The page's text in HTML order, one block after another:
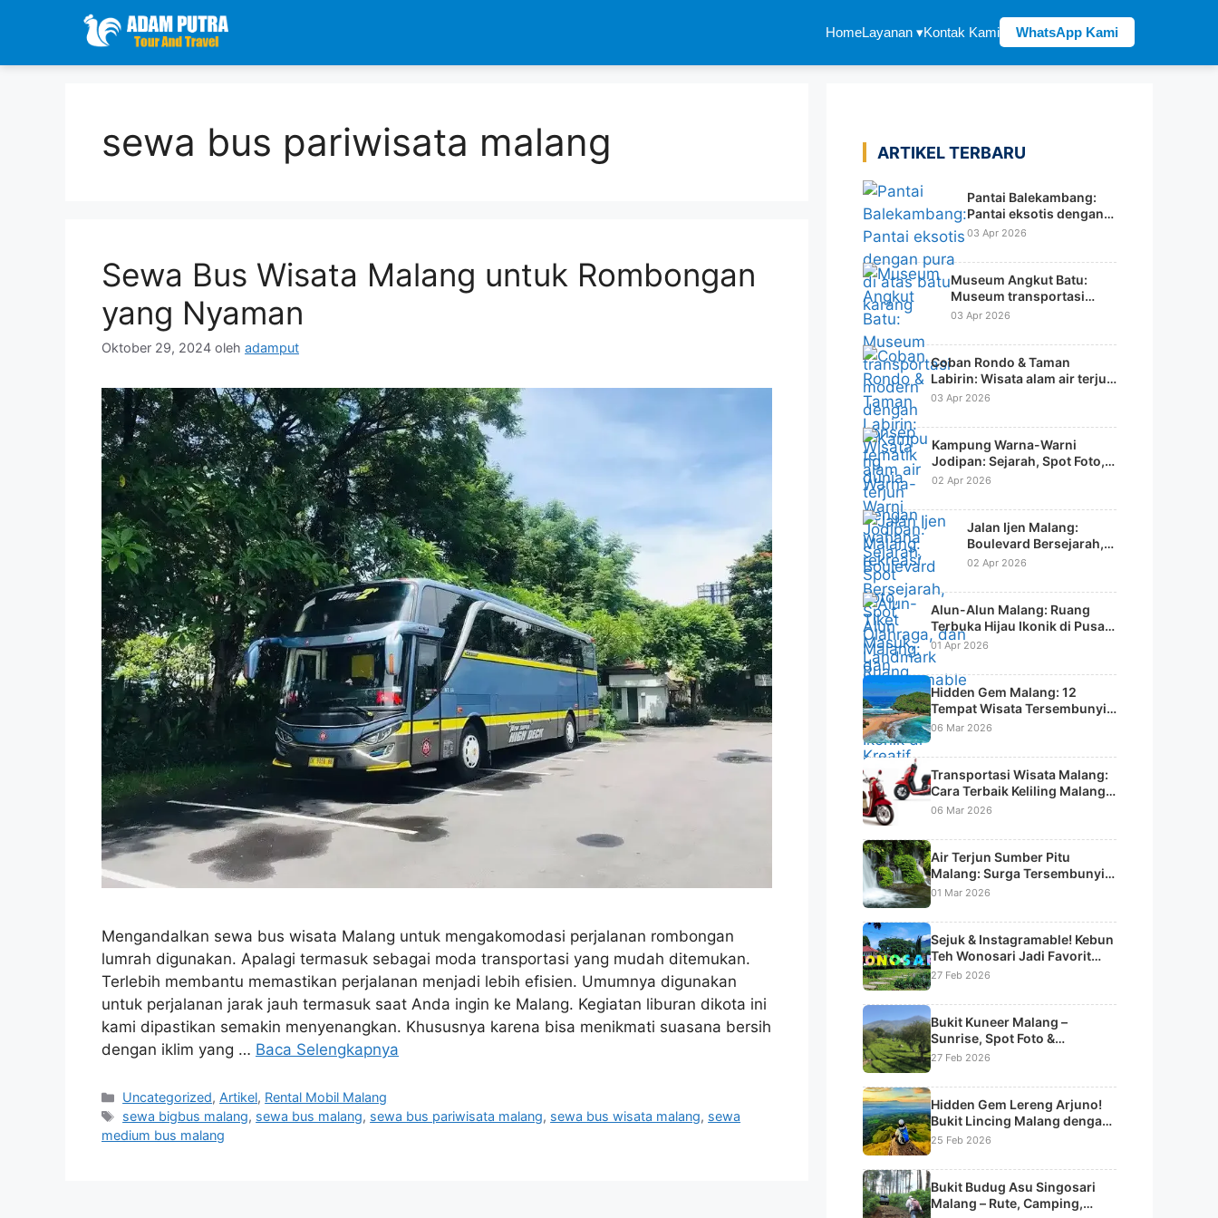
HomeLayanan ▾Kontak Kami WhatsApp Kami
sewa bus pariwisata malang
Sewa Bus Wisata Malang untuk Rombongan
yang Nyaman
Oktober 29, 2024 oleh adamput
Mengandalkan sewa bus wisata Malang untuk mengakomodasi perjalanan rombongan
lumrah digunakan. Apalagi termasuk sebagai moda transportasi yang mudah ditemukan.
Terlebih membantu memastikan perjalanan menjadi lebih efisien. Umumnya digunakan
untuk perjalanan jarak jauh termasuk saat Anda ingin ke Malang. Kegiatan liburan dikota ini
kami dipastikan semakin menyenangkan. Khususnya karena bisa menikmati suasana bersih
dengan iklim yang … Baca Selengkapnya
Kategori
Uncategorized, Artikel, Rental Mobil Malang
Tag
sewa bigbus malang, sewa bus malang, sewa bus pariwisata malang, sewa bus wisata malang, sewa
medium bus malang
ARTIKEL TERBARU
Pantai Balekambang:
Pantai eksotis dengan
pura di atas batu karang
03 Apr 2026
Museum Angkut Batu:
Museum transportasi
modern dengan konsep
03 Apr 2026
Coban Rondo & Taman
Labirin: Wisata alam air terjun
dengan wahana rekreasi
03 Apr 2026
Kampung Warna-Warni
Jodipan: Sejarah, Spot Foto,
Tiket Masuk, dan Daya Tarik
02 Apr 2026
Jalan Ijen Malang:
Boulevard Bersejarah,
Spot Olahraga, dan
Instagramable Kota
02 Apr 2026
Alun-Alun Malang: Ruang
Terbuka Hijau Ikonik di Pusat
Kota
01 Apr 2026
Hidden Gem Malang: 12
Tempat Wisata Tersembunyi
di Malang Raya yang Jarang
06 Mar 2026
Transportasi Wisata Malang:
Cara Terbaik Keliling Malang &
Batu Tanpa Ribet
06 Mar 2026
Air Terjun Sumber Pitu
Malang: Surga Tersembunyi
dengan 7 Aliran Air Terjun
01 Mar 2026
Sejuk & Instagramable! Kebun
Teh Wonosari Jadi Favorit
Liburan di Lawang
27 Feb 2026
Bukit Kuneer Malang –
Sunrise, Spot Foto &
Panorama Kebun Teh
27 Feb 2026
Hidden Gem Lereng Arjuno!
Bukit Lincing Malang dengan
Panorama Sunrise & Lautan
25 Feb 2026
Bukit Budug Asu Singosari
Malang – Rute, Camping,